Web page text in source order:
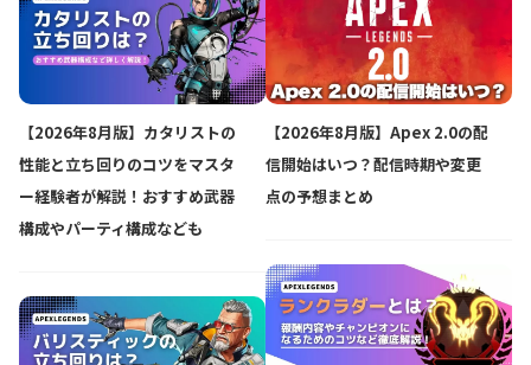
【2026年8月版】カタリストの
性能と立ち回りのコツをマスタ
ー経験者が解説！おすすめ武器
構成やパーティ構成なども
【2026年8月版】Apex 2.0の配
信開始はいつ？配信時期や変更
点の予想まとめ